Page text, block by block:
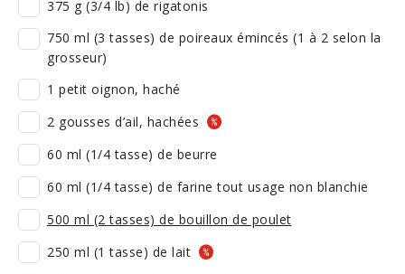
375 g (3/4 lb) de rigatonis
750 ml (3 tasses) de poireaux émincés (1 à 2 selon la
grosseur)
1 petit oignon, haché
2 gousses d’ail, hachées
60 ml (1/4 tasse) de beurre
60 ml (1/4 tasse) de farine tout usage non blanchie
500 ml (2 tasses) de bouillon de poulet
250 ml (1 tasse) de lait